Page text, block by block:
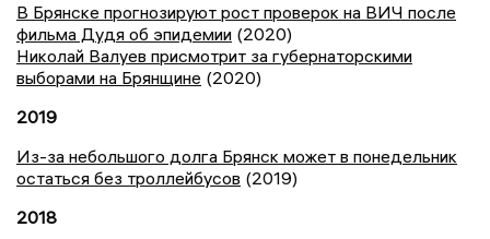
В Брянске прогнозируют рост проверок на ВИЧ после
фильма Дудя об эпидемии (2020)
Николай Валуев присмотрит за губернаторскими
выборами на Брянщине (2020)
2019
Из-за небольшого долга Брянск может в понедельник
остаться без троллейбусов (2019)
2018